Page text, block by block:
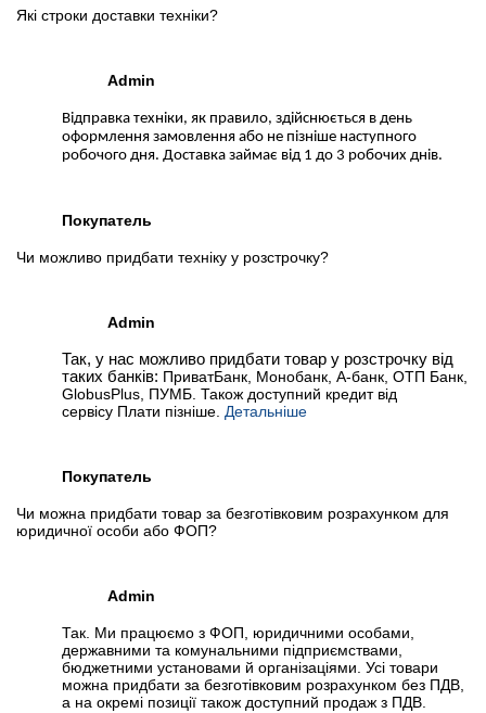
Які строки доставки техніки?
Admin
Відправка техніки, як правило, здійснюється в день
оформлення замовлення або не пізніше наступного
робочого дня. Доставка займає від 1 до 3 робочих днів.
Покупатель
Чи можливо придбати техніку у розстрочку?
Admin
Так, у нас можливо придбати товар у розстрочку від
таких банків: ПриватБанк, Монобанк, А-банк, ОТП Банк,
GlobusPlus, ПУМБ. Також доступний кредит від
сервісу Плати пізніше. Детальніше
Покупатель
Чи можна придбати товар за безготівковим розрахунком для
юридичної особи або ФОП?
Admin
Так. Ми працюємо з ФОП, юридичними особами,
державними та комунальними підприємствами,
бюджетними установами й організаціями. Усі товари
можна придбати за безготівковим розрахунком без ПДВ,
а на окремі позиції також доступний продаж з ПДВ.